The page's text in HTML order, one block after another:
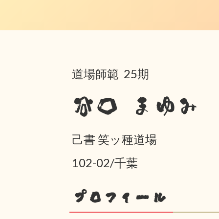
道場師範 25期
谷口 まゆみ
己書 笑ッ種道場
102-02/千葉
プロフィール